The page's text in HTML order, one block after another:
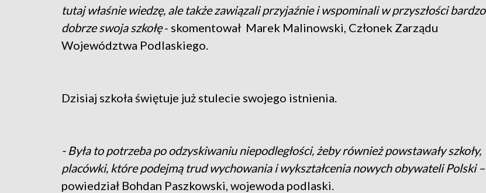
tutaj właśnie wiedzę, ale także zawiązali przyjaźnie i wspominali w przyszłości bardzo
dobrze swoja szkołę- skomentował Marek Malinowski, Członek Zarządu
Województwa Podlaskiego.
Dzisiaj szkoła świętuje już stulecie swojego istnienia.
- Była to potrzeba po odzyskiwaniu niepodległości, żeby również powstawały szkoły,
placówki, które podejmą trud wychowania i wykształcenia nowych obywateli Polski –
powiedział Bohdan Paszkowski, wojewoda podlaski.